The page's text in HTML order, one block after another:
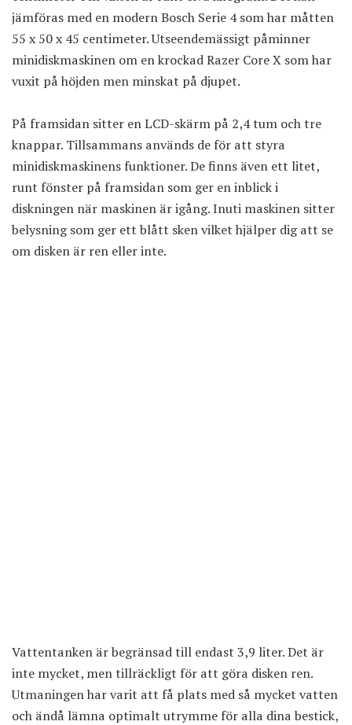
jämföras med en modern Bosch Serie 4 som har måtten
55 x 50 x 45 centimeter. Utseendemässigt påminner
minidiskmaskinen om en krockad Razer Core X som har
vuxit på höjden men minskat på djupet.
På framsidan sitter en LCD-skärm på 2,4 tum och tre
knappar. Tillsammans används de för att styra
minidiskmaskinens funktioner. De finns även ett litet,
runt fönster på framsidan som ger en inblick i
diskningen när maskinen är igång. Inuti maskinen sitter
belysning som ger ett blått sken vilket hjälper dig att se
om disken är ren eller inte.
Vattentanken är begränsad till endast 3,9 liter. Det är
inte mycket, men tillräckligt för att göra disken ren.
Utmaningen har varit att få plats med så mycket vatten
och ändå lämna optimalt utrymme för alla dina bestick,